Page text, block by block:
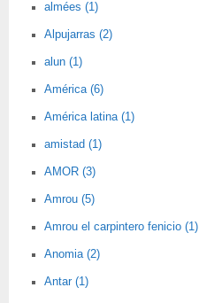
almées (1)
Alpujarras (2)
alun (1)
América (6)
América latina (1)
amistad (1)
AMOR (3)
Amrou (5)
Amrou el carpintero fenicio (1)
Anomia (2)
Antar (1)